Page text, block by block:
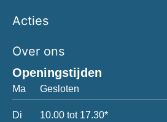
Acties
Over ons
Openingstijden
Ma Gesloten
Di 10.00 tot 17.30*